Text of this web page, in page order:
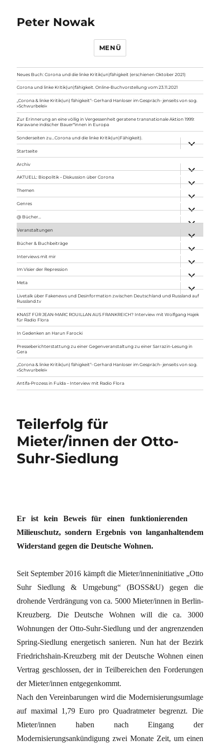
Peter Nowak
MENÜ
Neues Buch: Corona und die linke Kritik(un)fähigkeit (erschienen Oktober 2021)
Corona und linke Kritik(un)fähigkeit. Online-Buchvorstellung vom 23.11.2021
„Corona & linke Kritik(un) fähigkeit“- Gerhard Hanloser im Gespräch- jenseits von sog.
»Schwurbelei«
Zur Erinnerung an eine völlig in Vergessenheit geratene transnationale Aktion 1999:
Karawane indischer Bauer*innen in Europa
Sonderseiten zu…Corona und die linke Kritik(un)Fähigkeit).
anzeigen
Startseite
Archiv
anzeigen
AKTUELL: Biopolitik – Diskussion über Corona
anzeigen
Themen
anzeigen
Genres
anzeigen
@ Bücher…
Veranstaltungen
anzeigen
Bücher & Buchbeiträge
anzeigen
Interviews mit mir
anzeigen
Im Visier der Repression
anzeigen
Meta
anzeigen
Livetalk über Fakenews und Desinformation zwischen Deutschland und Russland auf
Russland.tv
KNAST FÜR JEAN-MARC ROUILLAN AUS FRANKREICH? Interview mit Wolfgang Hajek
für Radio Flora
In Gedenken an Harun Farocki
Presseberichterstattung zu einer Gegenveranstaltung zu einer Sarrazin-Lesung in
Gera
„Corona & linke Kritik(un) fähigkeit“- Gerhard Hanloser im Gespräch- jenseits von sog.
»Schwurbelei«
Antifa-Prozess in Fulda – Interview mit Radio Flora
Teilerfolg für
Mieter/innen der Otto-
Suhr-Siedlung
Er ist kein Beweis für einen funktionierenden
Milieuschutz, sondern Ergebnis von langanhaltendem
Widerstand gegen die Deutsche Wohnen.
Seit September 2016 kämpft die Mieter/inneninitiative „Otto
Suhr Siedlung & Umgebung“ (BOSS&U) gegen die
drohende Verdrängung von ca. 5000 Mieter/innen in Berlin-
Kreuzberg. Die Deutsche Wohnen will die ca. 3000
Wohnungen der Otto-Suhr-Siedlung und der angrenzenden
Spring-Siedlung energetisch sanieren. Nun hat der Bezirk
Friedrichshain-Kreuzberg mit der Deutsche Wohnen einen
Vertrag geschlossen, der in Teilbereichen den Forderungen
der Mieter/innen entgegenkommt.
Nach den Vereinbarungen wird die Modernisierungsumlage
auf maximal 1,79 Euro pro Quadratmeter begrenzt. Die
Mieter/innen haben nach Eingang der
Modernisierungsankündigung zwei Monate Zeit, um einen